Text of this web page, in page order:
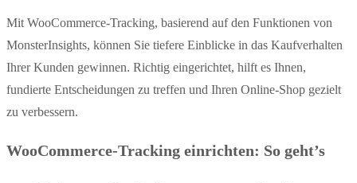
Mit WooCommerce-Tracking, basierend auf den Funktionen von
MonsterInsights, können Sie tiefere Einblicke in das Kaufverhalten
Ihrer Kunden gewinnen. Richtig eingerichtet, hilft es Ihnen,
fundierte Entscheidungen zu treffen und Ihren Online-Shop gezielt
zu verbessern.
WooCommerce-Tracking einrichten: So geht’s